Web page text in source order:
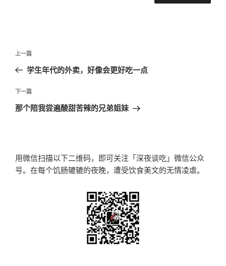
文
导
航
上
一
文
章
上一篇
学生年代的外卖，好像会更好吃一点
下
一
下一篇
那个陪我尝遍酸甜苦辣的兄弟姐妹
用微信扫描以下二维码，即可关注「深夜谈吃」微信公众
号。在每个饥肠辘辘的夜晚，遭受饮食美文的无情凌虐。